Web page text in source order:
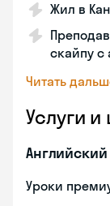
Жил в
скайпу
Читать
Услуги
Уроки